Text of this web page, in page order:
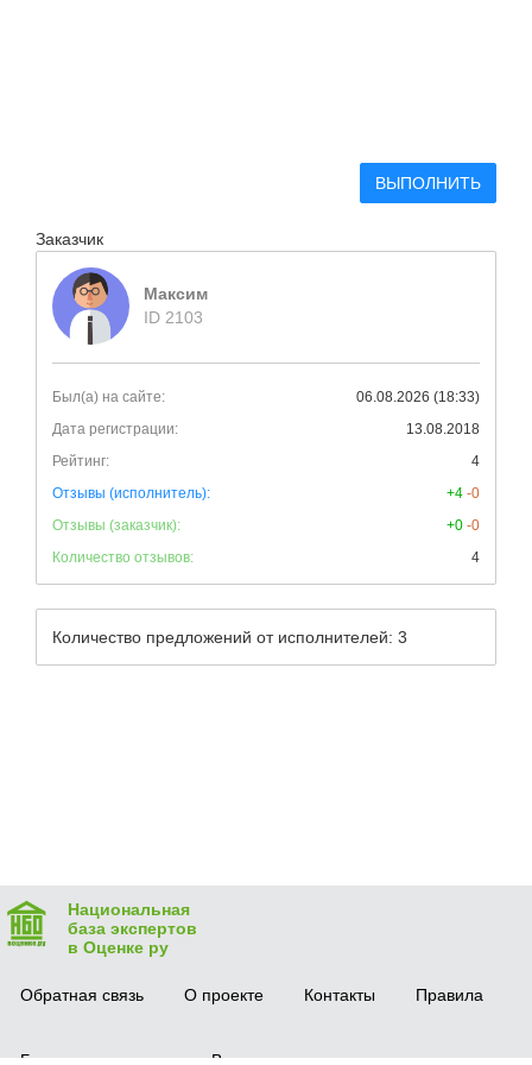
ВЫПОЛНИТЬ
Заказчик
Максим
ID 2103
Был(а) на сайте:
06.08.2026 (18:33)
Дата регистрации:
13.08.2018
Рейтинг:
4
Отзывы (исполнитель):
+4 -0
Отзывы (заказчик):
+0 -0
Количество отзывов:
4
Количество предложений от исполнителей: 3
Национальная
база экспертов
в Оценке ру
Обратная связь О проекте Контакты Правила
Безопасная сделка Вопрос-ответ